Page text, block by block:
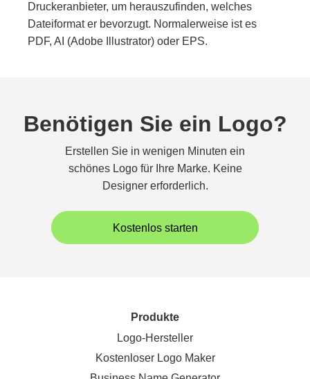
Druckeranbieter, um herauszufinden, welches
Dateiformat er bevorzugt. Normalerweise ist es
PDF, AI (Adobe Illustrator) oder EPS.
Benötigen Sie ein Logo?
Erstellen Sie in wenigen Minuten ein
schönes Logo für Ihre Marke. Keine
Designer erforderlich.
Kostenlos starten
Produkte
Logo-Hersteller
Kostenloser Logo Maker